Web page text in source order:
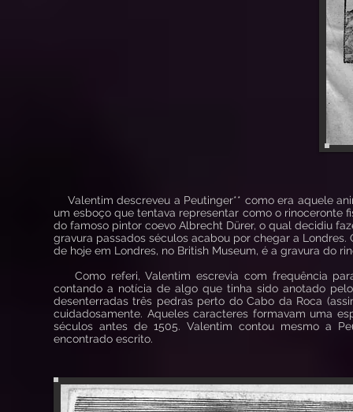
Valentim descreveu a Peutinger** como era aquele
um esboço que tentava representar como o rinoceronte
do famoso pintor coevo Albrecht Dürer, o qual decidiu
gravura passados séculos acabou por chegar a
de hoje em Londres, no British Museum, é a gravura do
Como referi, Valentim escrevia com frequência
contando a notícia de algo que tinha sido anotado
desenterradas três pedras perto do Cabo da Roca
cuidadosamente. Aqueles caracteres formavam uma
séculos antes de 1505. Valentim contou mesmo a
encontrado escrito.